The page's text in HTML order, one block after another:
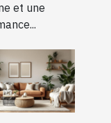
et une